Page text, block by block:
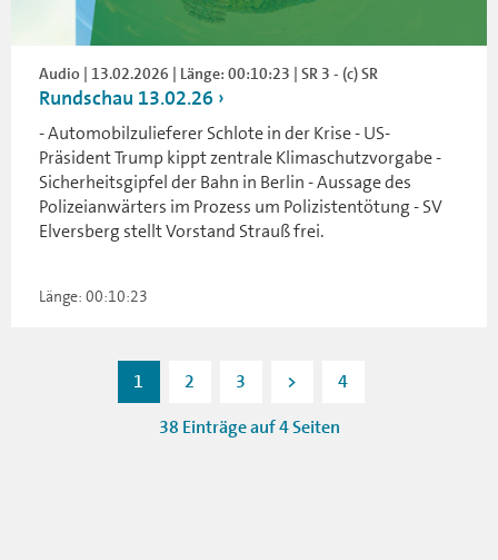
Audio | 13.02.2026 | Länge: 00:10:23 | SR 3 - (c) SR
Rundschau 13.02.26
- Automobilzulieferer Schlote in der Krise - US-
Präsident Trump kippt zentrale Klimaschutzvorgabe -
Sicherheitsgipfel der Bahn in Berlin - Aussage des
Polizeianwärters im Prozess um Polizistentötung - SV
Elversberg stellt Vorstand Strauß frei.
Länge: 00:10:23
1 2 3 > 4
38 Einträge auf 4 Seiten